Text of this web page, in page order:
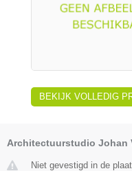
BEKIJK VOLLEDIG
Architectuurstudio Johan
Niet gevestigd in de